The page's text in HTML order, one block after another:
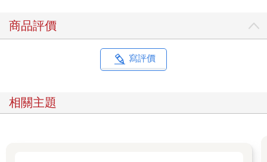
商品評價
寫評價
相關主題